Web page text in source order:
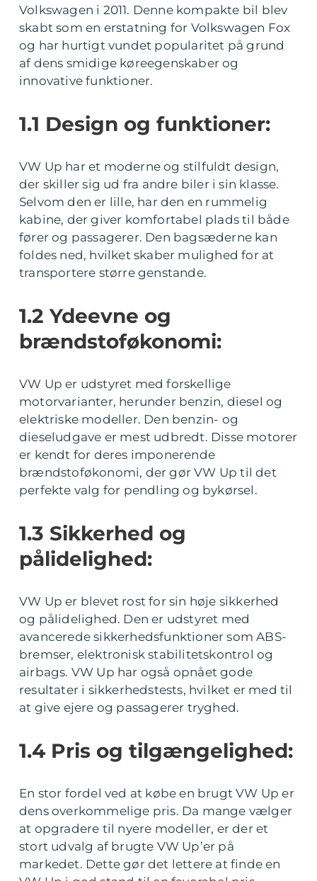
Volkswagen i 2011. Denne kompakte bil blev
skabt som en erstatning for Volkswagen Fox
og har hurtigt vundet popularitet på grund
af dens smidige køreegenskaber og
innovative funktioner.
1.1 Design og funktioner:
VW Up har et moderne og stilfuldt design,
der skiller sig ud fra andre biler i sin klasse.
Selvom den er lille, har den en rummelig
kabine, der giver komfortabel plads til både
fører og passagerer. Den bagsæderne kan
foldes ned, hvilket skaber mulighed for at
transportere større genstande.
1.2 Ydeevne og
brændstoføkonomi:
VW Up er udstyret med forskellige
motorvarianter, herunder benzin, diesel og
elektriske modeller. Den benzin- og
dieseludgave er mest udbredt. Disse motorer
er kendt for deres imponerende
brændstoføkonomi, der gør VW Up til det
perfekte valg for pendling og bykørsel.
1.3 Sikkerhed og
pålidelighed:
VW Up er blevet rost for sin høje sikkerhed
og pålidelighed. Den er udstyret med
avancerede sikkerhedsfunktioner som ABS-
bremser, elektronisk stabilitetskontrol og
airbags. VW Up har også opnået gode
resultater i sikkerhedstests, hvilket er med til
at give ejere og passagerer tryghed.
1.4 Pris og tilgængelighed:
En stor fordel ved at købe en brugt VW Up er
dens overkommelige pris. Da mange vælger
at opgradere til nyere modeller, er der et
stort udvalg af brugte VW Up’er på
markedet. Dette gør det lettere at finde en